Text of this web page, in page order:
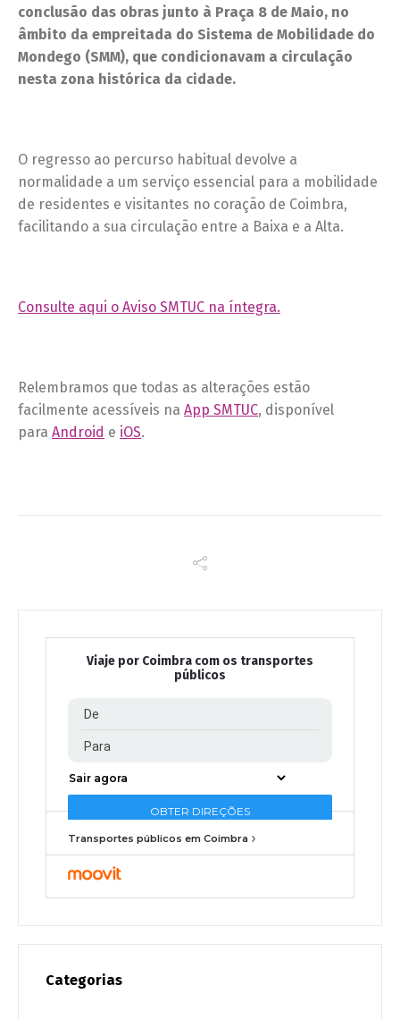
conclusão das obras junto à Praça 8 de Maio, no
âmbito da empreitada do Sistema de Mobilidade do
Mondego (SMM), que condicionavam a circulação
nesta zona histórica da cidade.
O regresso ao percurso habitual devolve a
normalidade a um serviço essencial para a mobilidade
de residentes e visitantes no coração de Coimbra,
facilitando a sua circulação entre a Baixa e a Alta.
Consulte aqui o Aviso SMTUC na íntegra.
Relembramos que todas as alterações estão
facilmente acessíveis na App SMTUC, disponível
para Android e iOS.
Viaje por Coimbra com os transportes
públicos
Transportes públicos em Coimbra
Categorias